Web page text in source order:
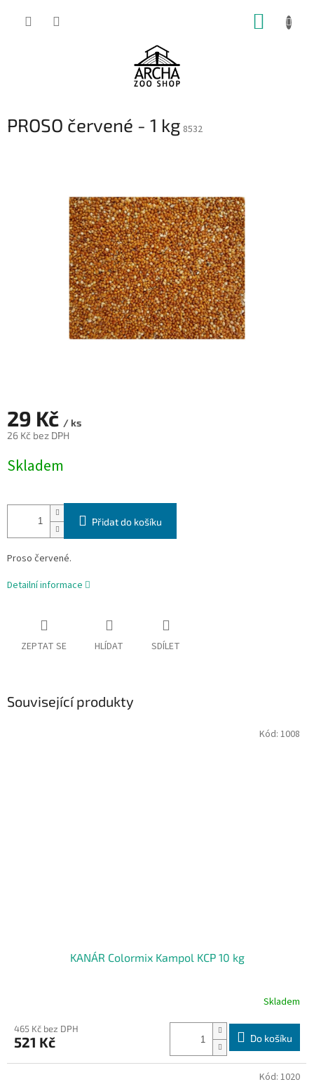
PROSO červené - 1 kg 8532
29 Kč / ks
26 Kč bez DPH
cena:
Skladem
Přidat do košíku
Proso červené.
Detailní informace
ZEPTAT SE HLÍDAT SDÍLET
Související produkty
KANÁR Colormix Kampol KCP 10 kg
Skladem
465 Kč bez DPH
521 Kč Do košíku
Kód: 1008
Kód: 1020